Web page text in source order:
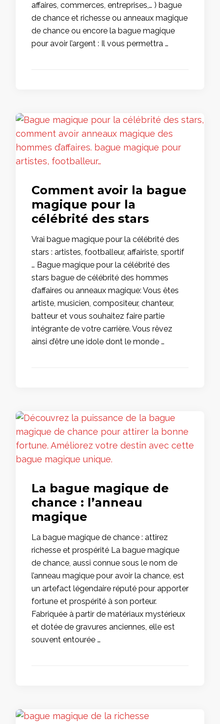
affaires, commerces, entreprises,… ) bague
de chance et richesse ou anneaux magique
de chance ou encore la bague magique
pour avoir l’argent : Il vous permettra …
Comment avoir la bague
magique pour la
célébrité des stars
Vrai bague magique pour la célébrité des
stars : artistes, footballeur, affairiste, sportif
… Bague magique pour la célébrité des
stars bague de célébrité des hommes
d’affaires ou anneaux magique: Vous êtes
artiste, musicien, compositeur, chanteur,
batteur et vous souhaitez faire partie
intégrante de votre carrière. Vous rêvez
ainsi d’être une idole dont le monde …
La bague magique de
chance : l’anneau
magique
La bague magique de chance : attirez
richesse et prospérité La bague magique
de chance, aussi connue sous le nom de
l’anneau magique pour avoir la chance, est
un artefact légendaire réputé pour apporter
fortune et prospérité à son porteur.
Fabriquée à partir de matériaux mystérieux
et dotée de gravures anciennes, elle est
souvent entourée …